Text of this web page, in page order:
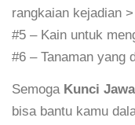
rangkaian kejadian >
#5 – Kain untuk
#6 – Tanaman yang
Semoga Kunci
bisa bantu kamu